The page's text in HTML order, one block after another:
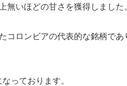
無いほどの甘さを獲得しました。
コロンビアの代表的な銘柄で
っております。